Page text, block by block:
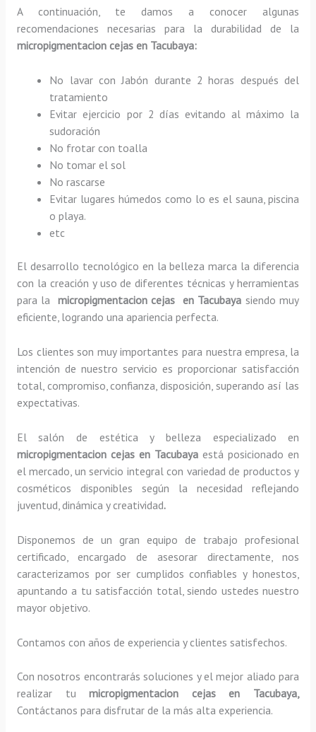
A continuación, te damos a conocer algunas
recomendaciones necesarias para la durabilidad de la
micropigmentacion cejas en Tacubaya:
No lavar con Jabón durante 2 horas después del
tratamiento
Evitar ejercicio por 2 días evitando al máximo la
sudoración
No frotar con toalla
No tomar el sol
No rascarse
Evitar lugares húmedos como lo es el sauna, piscina
o playa.
etc
El desarrollo tecnológico en la belleza marca la diferencia
con la creación y uso de diferentes técnicas y herramientas
para la micropigmentacion cejas en Tacubaya siendo muy
eficiente, logrando una apariencia perfecta.
Los clientes son muy importantes para nuestra empresa, la
intención de nuestro servicio es proporcionar satisfacción
total, compromiso, confianza, disposición, superando así las
expectativas.
El salón de estética y belleza especializado en
micropigmentacion cejas en Tacubaya está posicionado en
el mercado, un servicio integral con variedad de productos y
cosméticos disponibles según la necesidad reflejando
juventud, dinámica y creatividad.
Disponemos de un gran equipo de trabajo profesional
certificado, encargado de asesorar directamente, nos
caracterizamos por ser cumplidos confiables y honestos,
apuntando a tu satisfacción total, siendo ustedes nuestro
mayor objetivo.
Contamos con años de experiencia y clientes satisfechos.
Con nosotros encontrarás soluciones y el mejor aliado para
realizar tumicropigmentacion cejas en Tacubaya,
Contáctanos para disfrutar de la más alta experiencia.